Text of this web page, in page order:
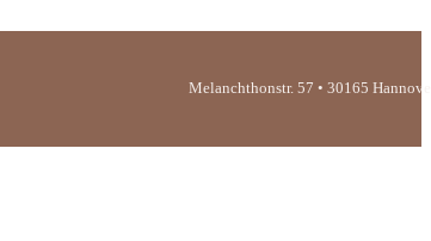
Melanchthonstr. 57 • 30165